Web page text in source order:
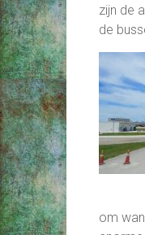
zijn de
de
om